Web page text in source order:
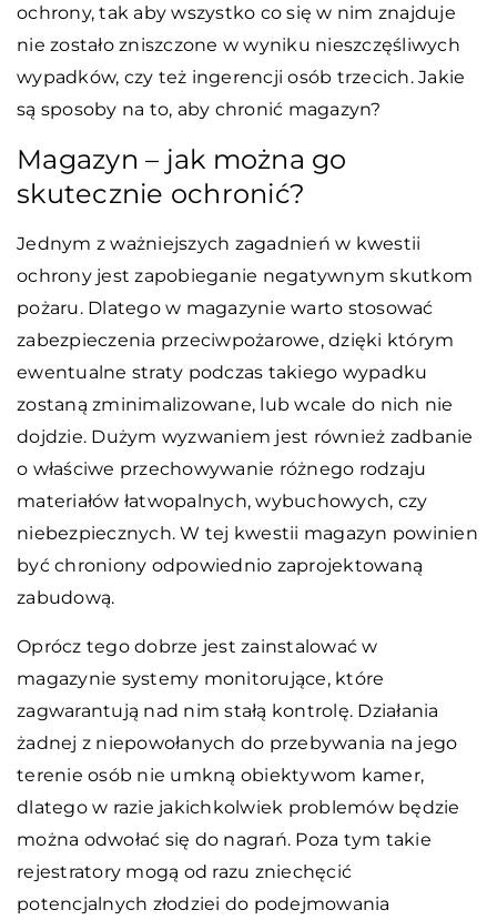
ochrony, tak aby wszystko co się w nim znajduje
nie zostało zniszczone w wyniku nieszczęśliwych
wypadków, czy też ingerencji osób trzecich. Jakie
są sposoby na to, aby chronić magazyn?
Magazyn – jak można go
skutecznie ochronić?
Jednym z ważniejszych zagadnień w kwestii
ochrony jest zapobieganie negatywnym skutkom
pożaru. Dlatego w magazynie warto stosować
zabezpieczenia przeciwpożarowe, dzięki którym
ewentualne straty podczas takiego wypadku
zostaną zminimalizowane, lub wcale do nich nie
dojdzie. Dużym wyzwaniem jest również zadbanie
o właściwe przechowywanie różnego rodzaju
materiałów łatwopalnych, wybuchowych, czy
niebezpiecznych. W tej kwestii magazyn powinien
być chroniony odpowiednio zaprojektowaną
zabudową.
Oprócz tego dobrze jest zainstalować w
magazynie systemy monitorujące, które
zagwarantują nad nim stałą kontrolę. Działania
żadnej z niepowołanych do przebywania na jego
terenie osób nie umkną obiektywom kamer,
dlatego w razie jakichkolwiek problemów będzie
można odwołać się do nagrań. Poza tym takie
rejestratory mogą od razu zniechęcić
potencjalnych złodziei do podejmowania